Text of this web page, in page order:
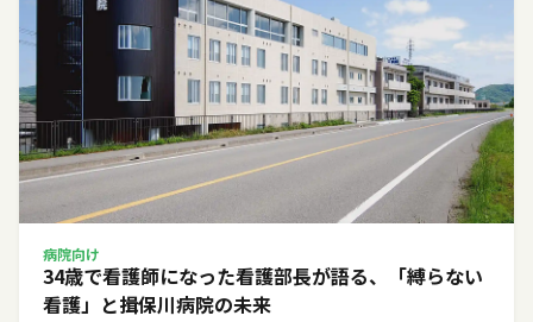
病院向け
34歳で看護師になった看護部長が語る、「縛らない
看護」と揖保川病院の未来